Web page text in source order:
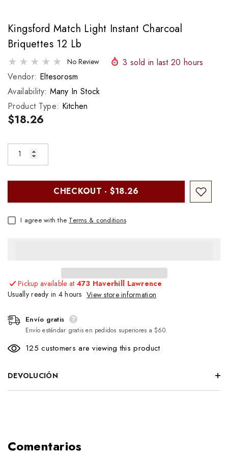
Kingsford Match Light Instant Charcoal
Briquettes 12 Lb
No Review 3 sold in last20 hours
Vendor: Eltesorosm
Availability: Many In Stock
Product Type: Kitchen
$18.26
CHECKOUT - $18.26
I agree with the Terms & conditions
Pickup available at 473 Haverhill Lawrence
Usually ready in 4 hours View store information
Envío gratis
Envío estándar gratis en pedidos superiores a $60.
125 customers are viewing this product
DEVOLUCIÓN
Comentarios